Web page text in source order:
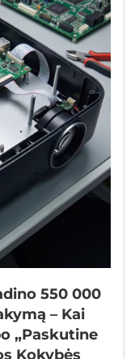
550 000
– Kai
„paskutine
Kokybės